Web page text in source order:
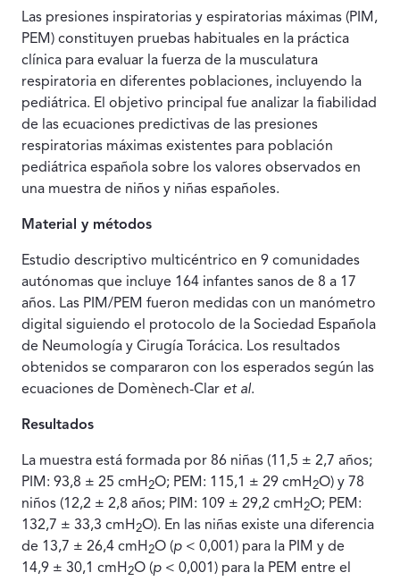
Las presiones inspiratorias y espiratorias máximas (PIM,
PEM) constituyen pruebas habituales en la práctica
clínica para evaluar la fuerza de la musculatura
respiratoria en diferentes poblaciones, incluyendo la
pediátrica. El objetivo principal fue analizar la fiabilidad
de las ecuaciones predictivas de las presiones
respiratorias máximas existentes para población
pediátrica española sobre los valores observados en
una muestra de niños y niñas españoles.
Material y métodos
Estudio descriptivo multicéntrico en 9 comunidades
autónomas que incluye 164 infantes sanos de 8 a 17
años. Las PIM/PEM fueron medidas con un manómetro
digital siguiendo el protocolo de la Sociedad Española
de Neumología y Cirugía Torácica. Los resultados
obtenidos se compararon con los esperados según las
ecuaciones de Domènech-Clar et al.
Resultados
La muestra está formada por 86 niñas (11,5 ± 2,7 años;
PIM: 93,8 ± 25 cmH 2O; PEM: 115,1 ± 29 cmH 2O) y 78
niños (12,2 ± 2,8 años; PIM: 109 ± 29,2 cmH 2O; PEM:
132,7 ± 33,3 cmH 2O). En las niñas existe una diferencia
de 13,7 ± 26,4 cmH 2O (p < 0,001) para la PIM y de
14,9 ± 30,1 cmH 2O (p < 0,001) para la PEM entre el